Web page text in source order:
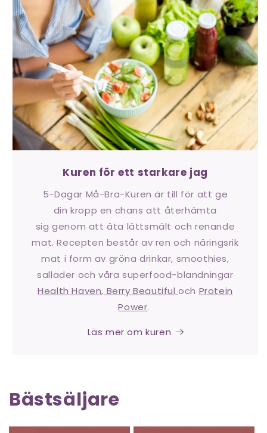
Kuren för ett starkare jag
5-Dagar Må-Bra-Kuren är till för att ge
din kropp en chans att återhämta
sig genom att äta lättsmält och renande
mat. Recepten består av ren och näringsrik
mat i form av gröna drinkar, smoothies,
sallader och våra superfood-blandningar
Health Haven, Berry Beautifuloch Protein
Power.
Läs mer om kuren
Bästsäljare